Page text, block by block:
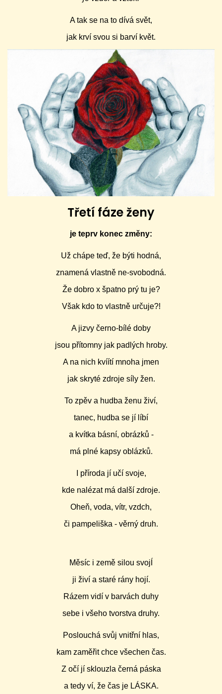
A tak se na to dívá svět,
jak krví svou si barví květ.
Třetí fáze ženy
je teprv konec změny:
Už chápe teď, že býti hodná,
znamená vlastně ne-svobodná.
Že dobro x špatno prý tu je?
Však kdo to vlastně určuje?!
A jizvy černo-bílé doby
jsou přítomny jak padlých hroby.
A na nich kvíítí mnoha jmen
jak skryté zdroje síly žen.
To zpěv a hudba ženu živí,
tanec, hudba se jí líbí
a kvítka básní, obrázků -
má plné kapsy oblázků.
I příroda jí učí svoje,
kde nalézat má další zdroje.
Oheň, voda, vítr, vzdch,
či pampeliška - věrný druh.
Měsíc i země silou svojÍ
ji živí a staré rány hojí.
Rázem vidí v barvách duhy
sebe i všeho tvorstva druhy.
Poslouchá svůj vnitřní hlas,
kam zaměřit chce všechen čas.
Z očí jí sklouzla černá páska
a tedy ví, že čas je LÁSKA.